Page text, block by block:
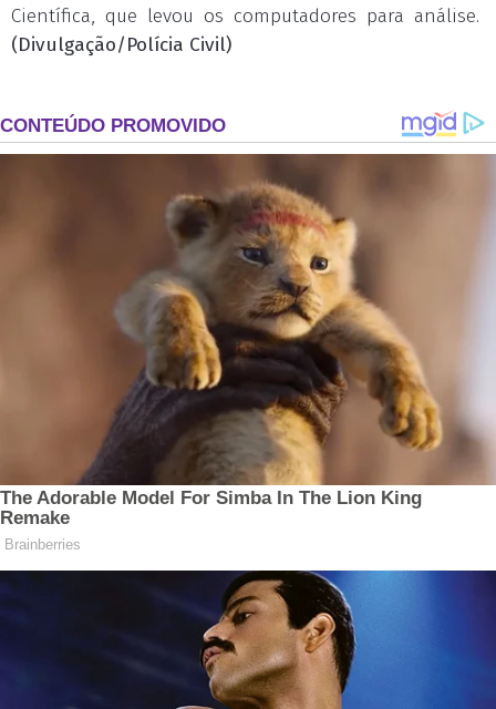
Científica, que levou os computadores para análise.
(Divulgação/Polícia Civil)